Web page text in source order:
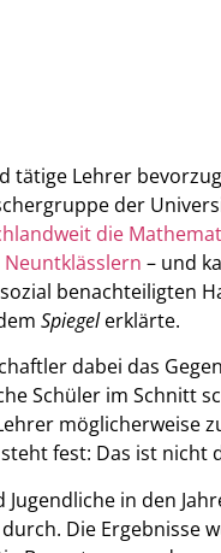
tätige Lehrer
der
die
– und
benachteiligten
Spiegelerklärte.
dabei das
Schüler im Schnitt
möglicherweise
fest: Das ist nicht
in den
Die Ergebnisse